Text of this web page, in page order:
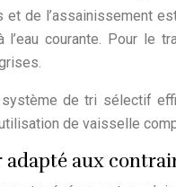
et de l’assainissement
l’eau courante. Pour le
système de tri sélectif
de vaisselle
aux